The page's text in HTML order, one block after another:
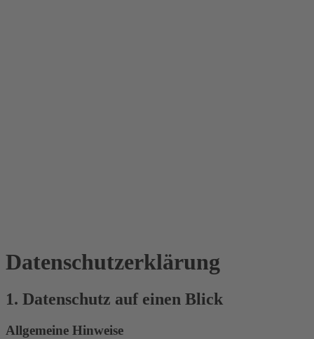
Datenschutz­erklärung
1. Datenschutz auf einen Blick
Allgemeine Hinweise